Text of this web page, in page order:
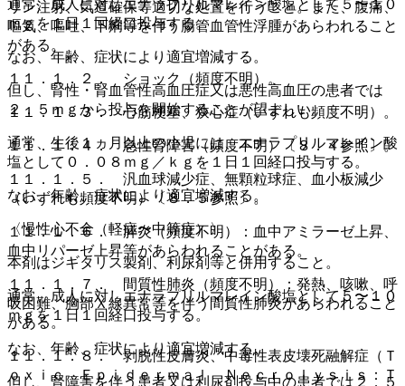
リン注射、気道確保等適切な処置を行うこと。また、腹痛、
嘔気、嘔吐、下痢等を伴う腸管血管性浮腫があらわれること
がある。
１１．１．２． ショック（頻度不明）。
１１．１．３． 心筋梗塞、狭心症（いずれも頻度不明）。
１１．１．４． 急性腎障害（頻度不明）〔８．４参照〕。
１１．１．５． 汎血球減少症、無顆粒球症、血小板減少
（いずれも頻度不明）〔８．５参照〕。
１１．１．６． 膵炎（頻度不明）：血中アミラーゼ上昇、
血中リパーゼ上昇等があらわれることがある。
１１．１．７． 間質性肺炎（頻度不明）：発熱、咳嗽、呼
吸困難、胸部Ｘ線異常等を伴う間質性肺炎があらわれること
がある。
１１．１．８． 剥脱性皮膚炎、中毒性表皮壊死融解症（Ｔ
ｏｘｉｃ Ｅｐｉｄｅｒｍａｌ Ｎｅｃｒｏｌｙｓｉｓ：Ｔ
通常、成人に対しエナラプリルマレイン酸塩として５〜１０
ｍｇを１日１回経口投与する。
なお、年齢、症状により適宜増減する。
但し、腎性・腎血管性高血圧症又は悪性高血圧の患者では
２．５ｍｇから投与を開始することが望ましい。
通常、生後１ヵ月以上の小児には、エナラプリルマレイン酸
塩として０．０８ｍｇ／ｋｇを１日１回経口投与する。
なお、年齢、症状により適宜増減する。
〈慢性心不全（軽症〜中等症）〉
本剤はジギタリス製剤、利尿剤等と併用すること。
通常、成人に対しエナラプリルマレイン酸塩として５〜１０
ｍｇを１日１回経口投与する。
なお、年齢、症状により適宜増減する。
但し、腎障害を伴う患者又は利尿剤投与中の患者では２．５